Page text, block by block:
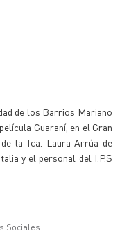
de los Barrios Mariano
Guaraní, en el Gran
la Tca. Laura Arrúa de
y el personal del I.P.S
Sociales